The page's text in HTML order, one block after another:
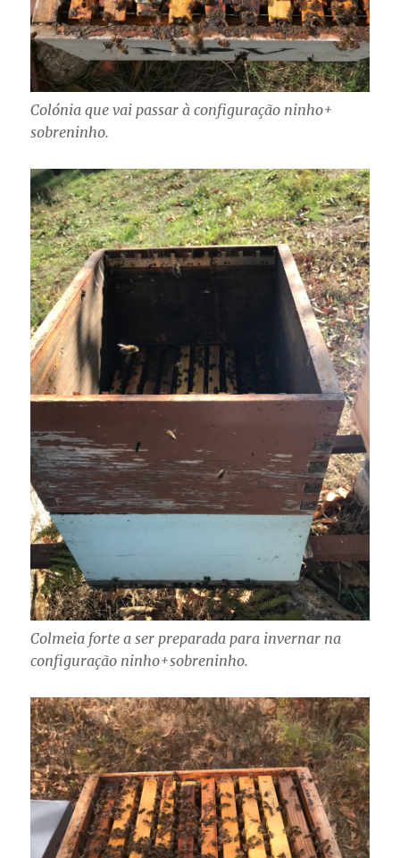
Colónia que vai passar à configuração ninho+
sobreninho.
Colmeia forte a ser preparada para invernar na
configuração ninho+sobreninho.